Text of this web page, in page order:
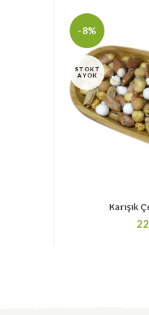
-8%
STOKT
A YOK
Karışık